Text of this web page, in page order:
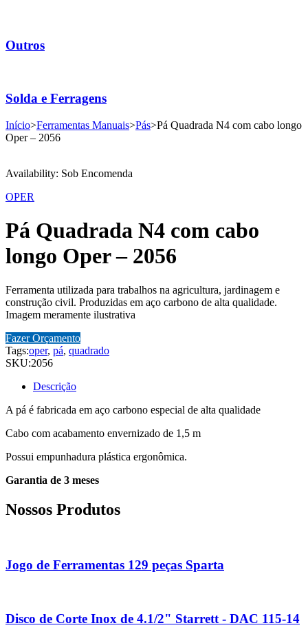
Outros
Solda e Ferragens
Início>Ferramentas Manuais>Pás>Pá Quadrada N4 com cabo longo
Oper – 2056
Availability: Sob Encomenda
OPER
Pá Quadrada N4 com cabo
longo Oper – 2056
Ferramenta utilizada para trabalhos na agricultura, jardinagem e
construção civil. Produzidas em aço carbono de alta qualidade.
Imagem meramente ilustrativa
Fazer Orçamento
Tags:oper, pá, quadrado
SKU:2056
Descrição
A pá é fabricada em aço carbono especial de alta qualidade
Cabo com acabamento envernizado de 1,5 m
Possui empunhadura plástica ergonômica.
Garantia de 3 meses
Nossos Produtos
Jogo de Ferramentas 129 peças Sparta
Disco de Corte Inox de 4.1/2" Starrett - DAC 115-14